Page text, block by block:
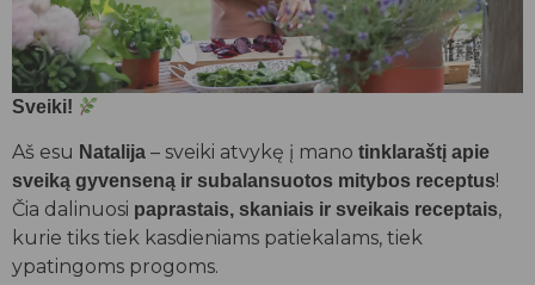
Sveiki!
Aš esu Natalija – sveiki atvykę į mano tinklaraštį apie
sveiką gyvenseną ir subalansuotos mitybos receptus!
Čia dalinuosi paprastais, skaniais ir sveikais receptais,
kurie tiks tiek kasdieniams patiekalams, tiek
ypatingoms progoms.